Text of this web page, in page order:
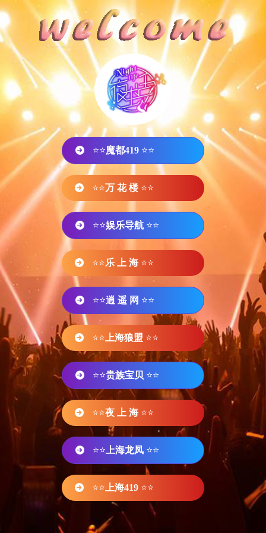
⭐⭐魔都419 ⭐⭐
⭐⭐万 花 楼 ⭐⭐
⭐⭐娱乐导航 ⭐⭐
⭐⭐乐 上 海 ⭐⭐
⭐⭐逍 遥 网 ⭐⭐
⭐⭐ 上海狼盟 ⭐⭐
⭐⭐贵族宝贝 ⭐⭐
⭐⭐夜 上 海 ⭐⭐
⭐⭐ 上海龙凤 ⭐⭐
⭐⭐ 上海419 ⭐⭐